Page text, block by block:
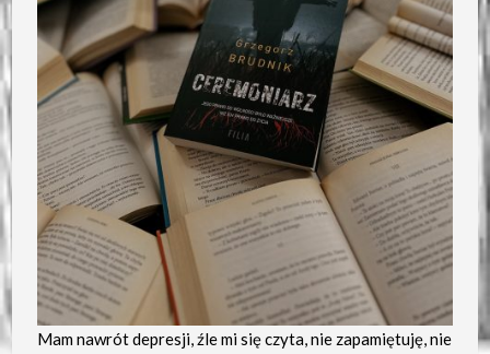
Mam nawrót depresji, źle mi się czyta, nie zapamiętuję, nie